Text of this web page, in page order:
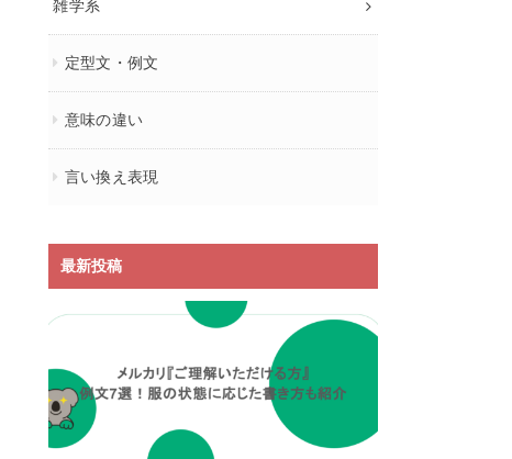
雑学系
定型文・例文
意味の違い
言い換え表現
最新投稿